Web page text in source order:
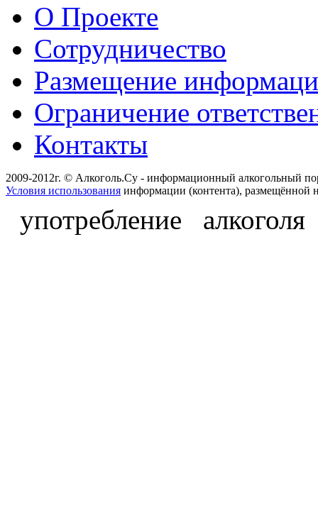
О Проекте
Сотрудничество
Размещение
Ограничение
Контакты
2009-2012г. © Алкоголь.Су - информационный алкогольный
Условия использования информации (контента), размещённой
употребление